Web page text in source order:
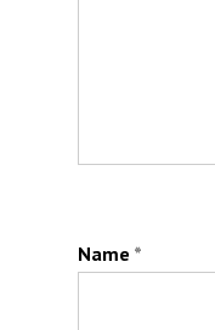
Name *